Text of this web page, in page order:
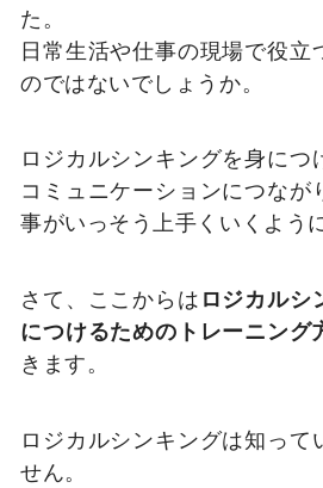
た。
日常生活や仕事の現場で役立
のではないでしょうか。
ロジカルシンキングを身につ
コミュニケーションにつなが
事がいっそう上手くいくよう
さて、ここからは ロジカルシ
につけるためのトレーニング
きます。
ロジカルシンキングは知って
せん。